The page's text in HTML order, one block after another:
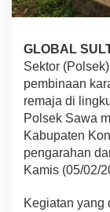
b
o
,
n
g
a
t
k
a
4
GLOBAL
Sektor
pembinaan
remaja di
Polsek Sawa
Kabupaten
pengarahan
Kamis (05/02/
Kegiatan yang